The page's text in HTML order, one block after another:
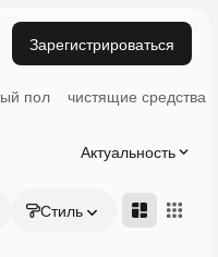
Зарегистрироваться
пол чистящие средства
Актуальность
Стиль Адвансд